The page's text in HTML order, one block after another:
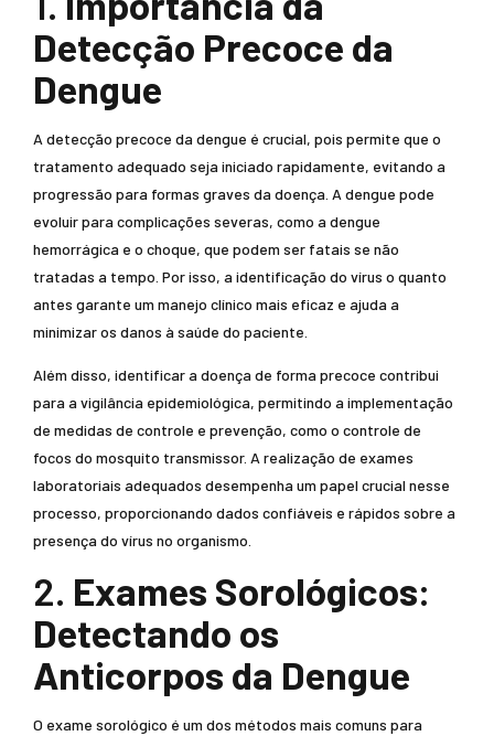
Detecção Precoce da
Dengue
A detecção precoce da dengue é crucial, pois permite que o
tratamento adequado seja iniciado rapidamente, evitando a
progressão para formas graves da doença. A dengue pode
evoluir para complicações severas, como a dengue
hemorrágica e o choque, que podem ser fatais se não
tratadas a tempo. Por isso, a identificação do vírus o quanto
antes garante um manejo clínico mais eficaz e ajuda a
minimizar os danos à saúde do paciente.
Além disso, identificar a doença de forma precoce contribui
para a vigilância epidemiológica, permitindo a implementação
de medidas de controle e prevenção, como o controle de
focos do mosquito transmissor. A realização de exames
laboratoriais adequados desempenha um papel crucial nesse
processo, proporcionando dados confiáveis e rápidos sobre a
presença do vírus no organismo.
2. Exames Sorológicos:
Detectando os
Anticorpos da Dengue
O exame sorológico é um dos métodos mais comuns para